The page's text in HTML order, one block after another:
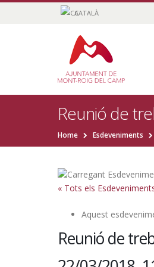
CATALÀ
Reunió de
Home Esdeveniments
« Tots els
Aquest
Reunió de